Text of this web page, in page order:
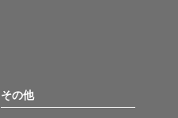
その他